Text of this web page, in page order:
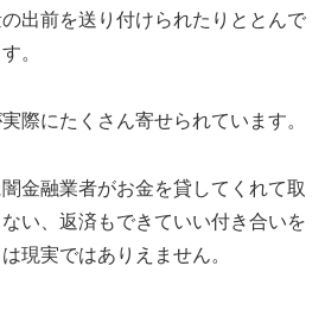
出前を送り付けられたりととんで
。
際にたくさん寄せられています。
金融業者がお金を貸してくれて取
い、返済もできていい付き合いを
現実ではありえません。